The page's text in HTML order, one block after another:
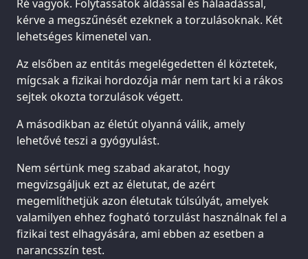
Ré vagyok. Folytassátok áldással és hálaadással,
kérve a megszűnését ezeknek a torzulásoknak. Két
lehetséges kimenetel van.
Az elsőben az entitás megelégedetten él köztetek,
mígcsak a fizikai hordozója már nem tart ki a rákos
sejtek okozta torzulások végett.
A másodikban az életút olyanná válik, amely
lehetővé teszi a gyógyulást.
Nem sértünk meg szabad akaratot, hogy
megvizsgáljuk ezt az életutat, de azért
megemlíthetjük azon életutak túlsúlyát, amelyek
valamilyen ehhez fogható torzulást használnak fel a
fizikai test elhagyására, ami ebben az esetben a
narancsszín test.